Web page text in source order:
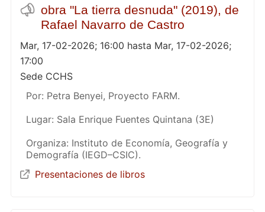
obra "La tierra desnuda" (2019), de
Rafael Navarro de Castro
Mar, 17-02-2026; 16:00 hasta Mar, 17-02-2026;
17:00
Sede CCHS
Por: Petra Benyei, Proyecto FARM.
Lugar: Sala Enrique Fuentes Quintana (3E)
Organiza: Instituto de Economía, Geografía y
Demografía (IEGD–CSIC).
Presentaciones de libros